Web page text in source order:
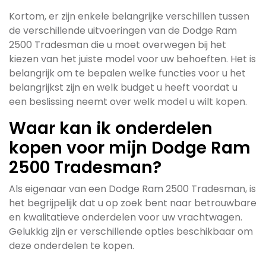
Kortom, er zijn enkele belangrijke verschillen tussen
de verschillende uitvoeringen van de Dodge Ram
2500 Tradesman die u moet overwegen bij het
kiezen van het juiste model voor uw behoeften. Het is
belangrijk om te bepalen welke functies voor u het
belangrijkst zijn en welk budget u heeft voordat u
een beslissing neemt over welk model u wilt kopen.
Waar kan ik onderdelen
kopen voor mijn Dodge Ram
2500 Tradesman?
Als eigenaar van een Dodge Ram 2500 Tradesman, is
het begrijpelijk dat u op zoek bent naar betrouwbare
en kwalitatieve onderdelen voor uw vrachtwagen.
Gelukkig zijn er verschillende opties beschikbaar om
deze onderdelen te kopen.